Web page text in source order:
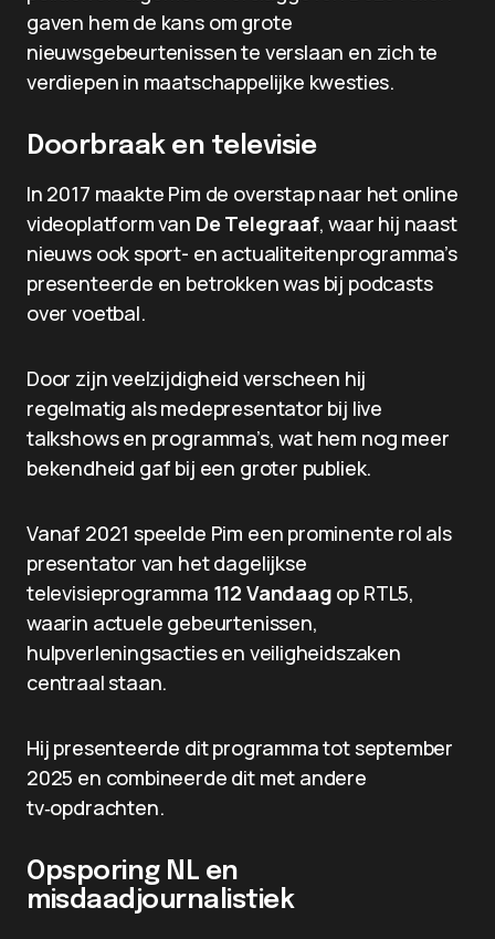
gaven hem de kans om grote
nieuwsgebeurtenissen te verslaan en zich te
verdiepen in maatschappelijke kwesties.
Doorbraak en televisie
In 2017 maakte Pim de overstap naar het online
videoplatform van De Telegraaf, waar hij naast
nieuws ook sport- en actualiteitenprogramma’s
presenteerde en betrokken was bij podcasts
over voetbal.
Door zijn veelzijdigheid verscheen hij
regelmatig als medepresentator bij live
talkshows en programma’s, wat hem nog meer
bekendheid gaf bij een groter publiek.
Vanaf 2021 speelde Pim een prominente rol als
presentator van het dagelijkse
televisieprogramma 112 Vandaag op RTL5,
waarin actuele gebeurtenissen,
hulpverleningsacties en veiligheidszaken
centraal staan.
Hij presenteerde dit programma tot september
2025 en combineerde dit met andere
tv‑opdrachten.
Opsporing NL en
misdaadjournalistiek